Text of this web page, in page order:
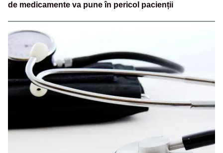
de medicamente va pune în pericol pacienții